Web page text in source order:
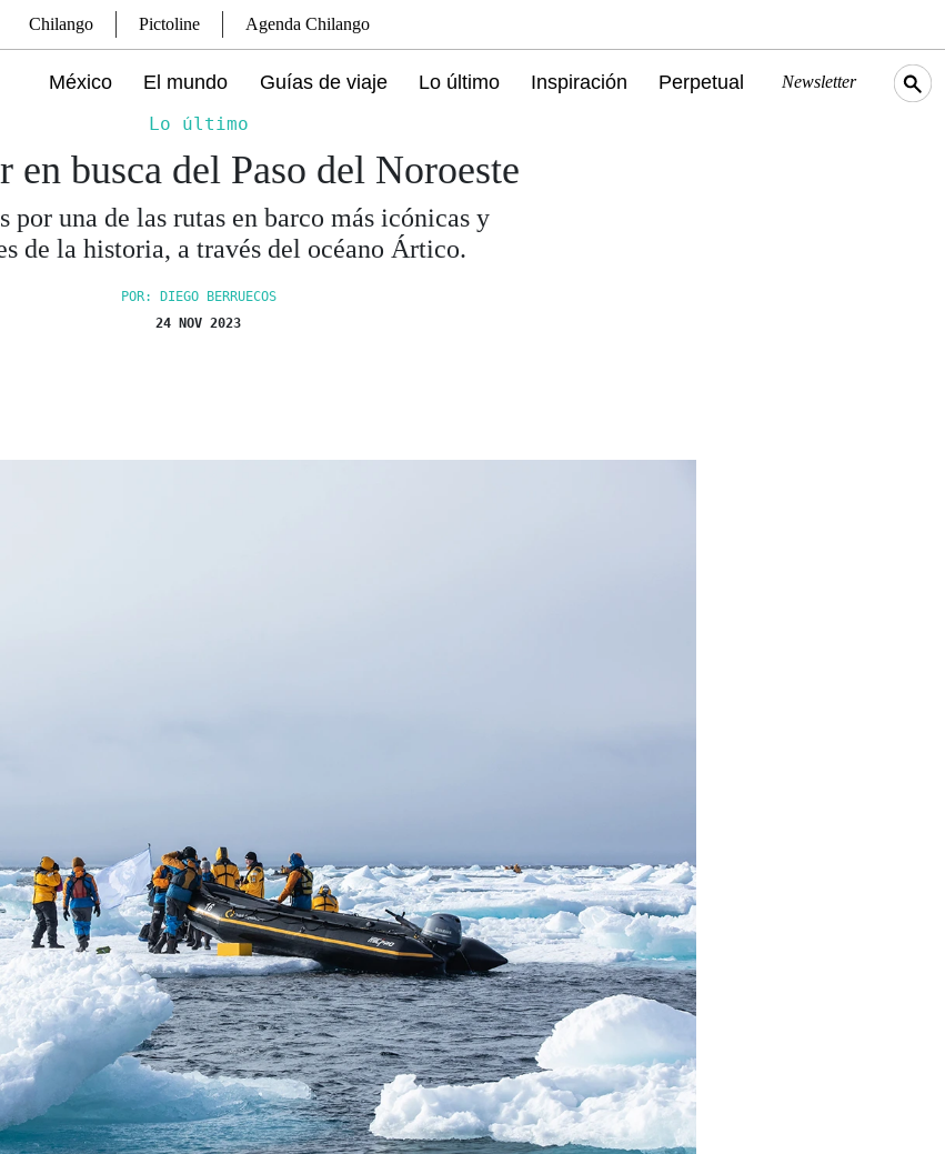
Chilango Pictoline Agenda Chilango
México El mundo Guías de viaje Lo último Inspiración Perpetual Newsletter
Lo último
en busca del Paso del Noroeste
por una de las rutas en barco más icónicas y
de la historia, a través del océano Ártico.
POR: DIEGO BERRUECOS
24 NOV 2023